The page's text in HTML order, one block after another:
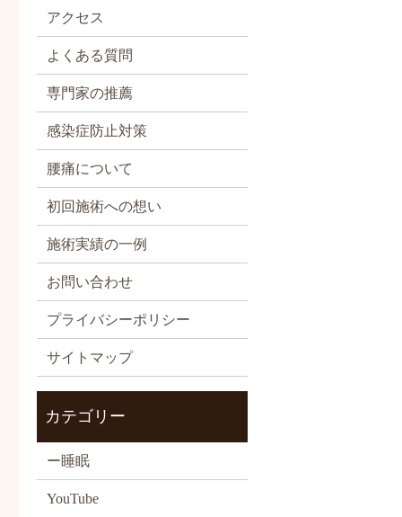
アクセス
よくある質問
専門家の推薦
感染症防止対策
腰痛について
初回施術への想い
施術実績の一例
お問い合わせ
プライバシーポリシー
サイトマップ
カテゴリー
ー睡眠
YouTube